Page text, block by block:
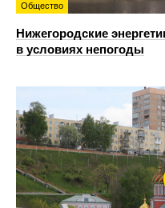
Общество
Нижегородские
в условиях непогоды